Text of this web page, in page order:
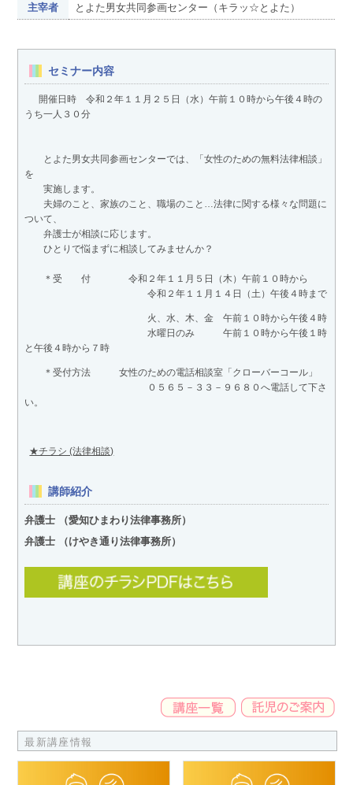
主宰者
とよた男女共同参画センター（キラッ☆とよた）
セミナー内容
開催日時 令和２年１１月２５日（水）午前１０時から午後４時の
うち一人３０分
とよた男女共同参画センターでは、「女性のための無料法律相談」
を
実施します。
夫婦のこと、家族のこと、職場のこと…法律に関する様々な問題に
ついて、
弁護士が相談に応じます。
ひとりで悩まずに相談してみませんか？
＊受 付 令和２年１１月５日（木）午前１０時から
令和２年１１月１４日（土）午後４時まで
火、水、木、金 午前１０時から午後４時
水曜日のみ 午前１０時から午後１時
と午後４時から７時
＊受付方法 女性のための電話相談室「クローバーコール」
０５６５－３３－９６８０へ電話して下さ
い。
★チラシ (法律相談)
講師紹介
弁護士 （愛知ひまわり法律事務所）
弁護士 （けやき通り法律事務所）
最新講座情報